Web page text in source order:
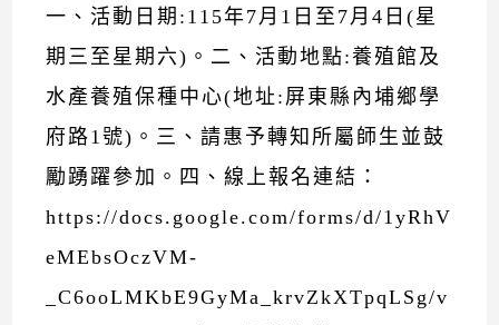
一、活動日期:115年7月1日至7月4日(星
期三至星期六)。二、活動地點:養殖館及
水產養殖保種中心(地址:屏東縣內埔鄉學
府路1號)。三、請惠予轉知所屬師生並鼓
勵踴躍參加。四、線上報名連結：
https://docs.google.com/forms/d/1yRhV
eMEbsOczVM-
_C6ooLMKbE9GyMa_krvZkXTpqLSg/v